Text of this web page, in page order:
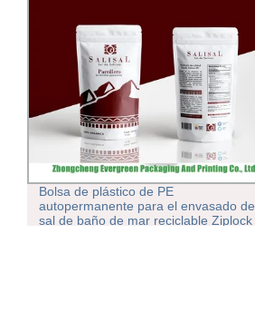
Bolsa de plástico de PE
autopermanente para el envasado de
sal de baño de mar reciclable Ziplock